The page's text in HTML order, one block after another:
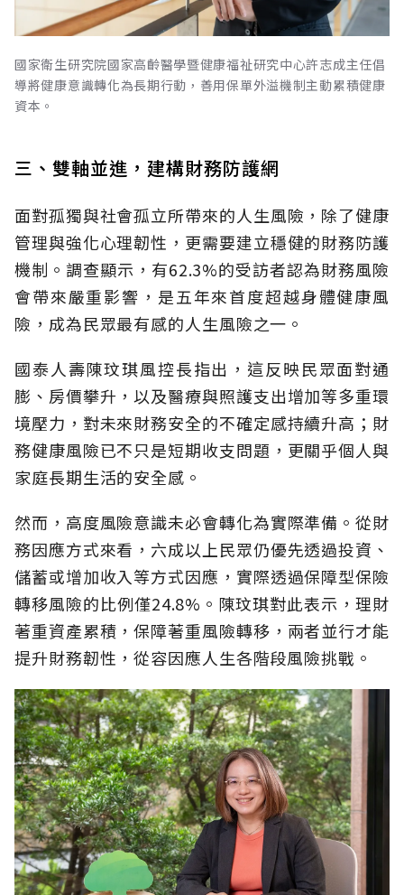
國家衛生研究院國家高齡醫學暨健康福祉研究中心許志成主任倡
導將健康意識轉化為長期行動，善用保單外溢機制主動累積健康
資本。
三、雙軸並進，建構財務防護網
面對孤獨與社會孤立所帶來的人生風險，除了健康
管理與強化心理韌性，更需要建立穩健的財務防護
機制。調查顯示，有62.3%的受訪者認為財務風險
會帶來嚴重影響，是五年來首度超越身體健康風
險，成為民眾最有感的人生風險之一。
國泰人壽陳玟琪風控長指出，這反映民眾面對通
膨、房價攀升，以及醫療與照護支出增加等多重環
境壓力，對未來財務安全的不確定感持續升高；財
務健康風險已不只是短期收支問題，更關乎個人與
家庭長期生活的安全感。
然而，高度風險意識未必會轉化為實際準備。從財
務因應方式來看，六成以上民眾仍優先透過投資、
儲蓄或增加收入等方式因應，實際透過保障型保險
轉移風險的比例僅24.8%。陳玟琪對此表示，理財
著重資產累積，保障著重風險轉移，兩者並行才能
提升財務韌性，從容因應人生各階段風險挑戰。